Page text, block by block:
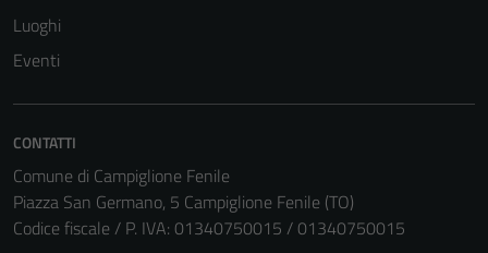
Luoghi
Eventi
CONTATTI
Comune di Campiglione Fenile
Piazza San Germano, 5 Campiglione Fenile (TO)
Codice fiscale / P. IVA: 01340750015 / 01340750015